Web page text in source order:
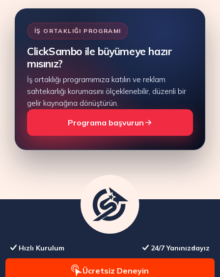
İŞ ORTAKLIĞI PROGRAMI
ClickSambo ile büyümeye hazır
mısınız?
İş ortaklığı programımıza katılın ve reklam
sahtekarlığı korumasını ölçeklenebilir, düzenli bir
gelir kaynağına dönüştürün.
Programa başvurun
Hızlı Kurulum 24/7 Yanınızdayız
Ücretsiz Deneyin